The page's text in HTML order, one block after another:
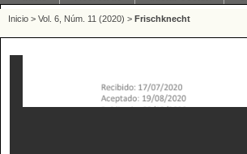
Inicio > Vol. 6, Núm. 11 (2020) > Frischknecht